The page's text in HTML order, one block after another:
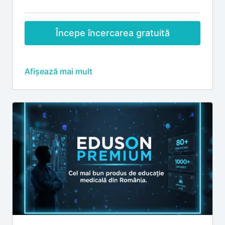
Începe încercarea gratuită
Abonamentul Eduson Premium include:
Credite EMC
Credite EMC acordate pentru participarea la
fiecărui eveniment
Interacțiune live cu lectorii
Discuții și sesiuni de întrebări–răspuns în timpul
webinariilor live
Participare la întâlniri și sesiuni live cu lectorii
Eduson
📺Acces complet la conținut
Acces la înregistrările tuturor webinariilor incluse
în abonament
Vizualizare nelimitată, oricând și de oriunde
📈Dezvoltare profesională